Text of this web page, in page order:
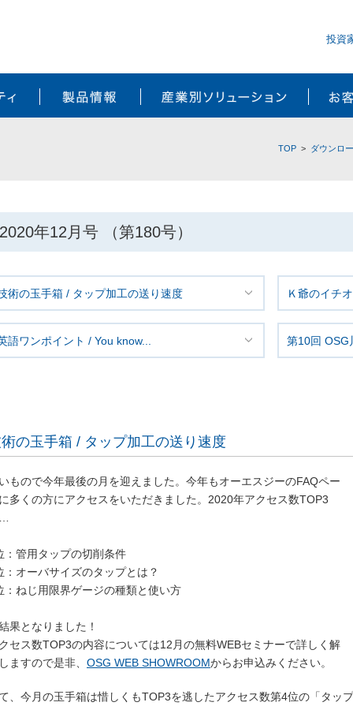
投資
TOP ダウンロ
2020年12月号 （第180号）
術の玉手箱 / タップ加工の送り速度 Ｋ爺のイチ
語ワンポイント / You know... 第10回 OSG
の玉手箱 / タップ加工の送り速度
もので今年最後の月を迎えました。今年もオーエスジーのFAQペー
多くの方にアクセスをいただきました。2020年アクセス数TOP3
：管用タップの切削条件
：オーバサイズのタップとは？
：ねじ用限界ゲージの種類と使い方
果となりました！
セス数TOP3の内容については12月の無料WEBセミナーで詳しく解
ますので是非、 OSG WEB SHOWROOMからお申込みください。
、今月の玉手箱は惜しくもTOP3を逃したアクセス数第4位の「タッ